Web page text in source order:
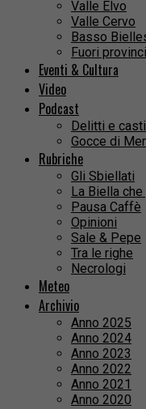
Valle Elvo
Valle Cervo
Basso
Fuori
Eventi & Cultura
Video
Podcast
Delitti e
Gocce di
Rubriche
Gli Sbiellati
La Biella
Pausa Caffè
Opinioni
Sale & Pepe
Tra le righe
Necrologi
Meteo
Archivio
Anno 2025
Anno 2024
Anno 2023
Anno 2022
Anno 2021
Anno 2020